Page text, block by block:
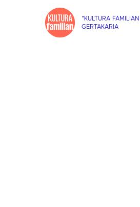
"KULTURA
GERTAKARIA